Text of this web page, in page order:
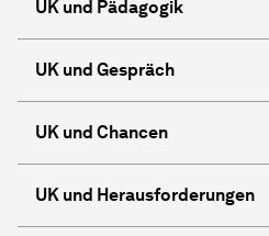
UK und Pädagogik
UK und Gespräch
UK und Chancen
UK und Herausforderungen